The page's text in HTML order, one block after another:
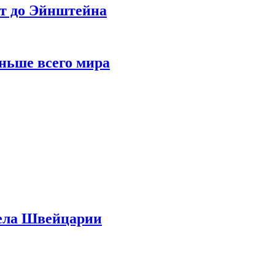
до Эйнштейна
всего мира
Швейцарии